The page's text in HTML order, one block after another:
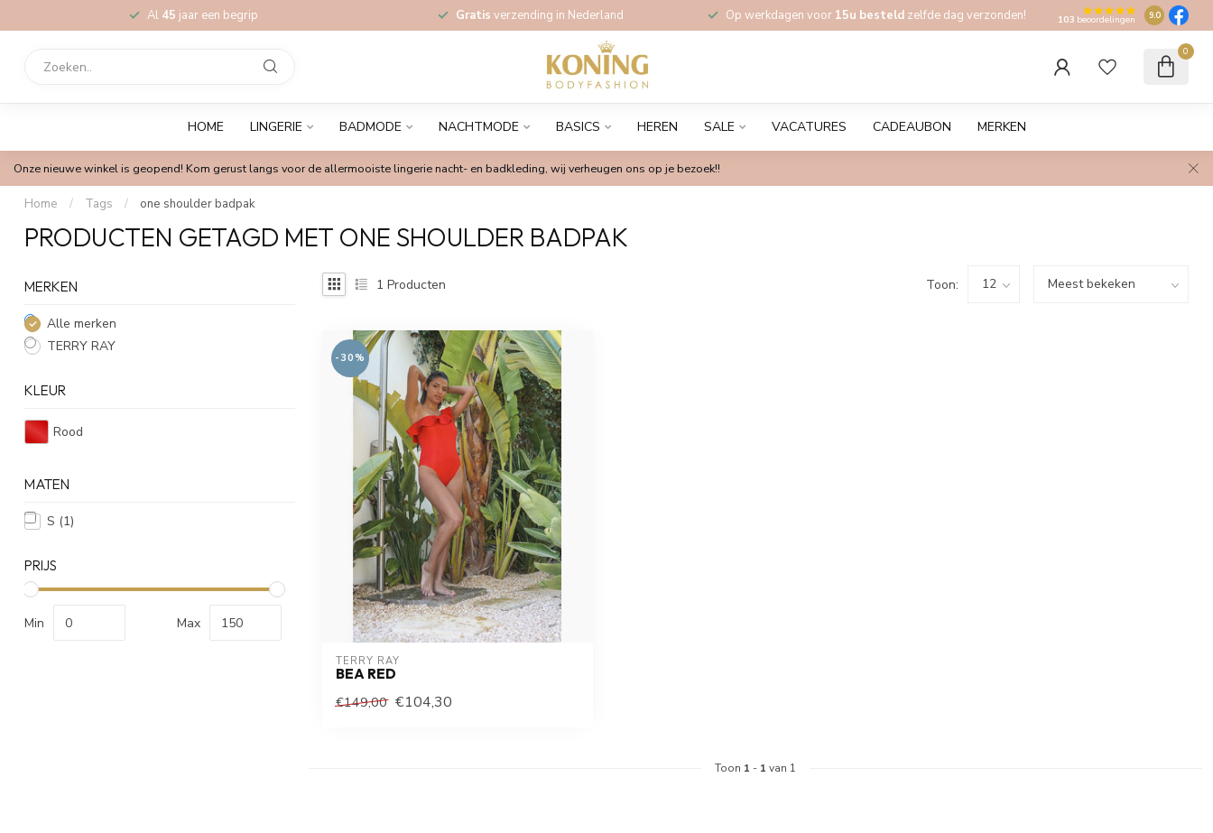
Al 45 jaar een begrip Gratis verzending in Nederland Op werkdagen voor 15u besteld zelfde dag verzonden! 103 beoordelingen 9.0
0
HOME LINGERIE BADMODE NACHTMODE BASICS HEREN SALE VACATURES CADEAUBON MERKEN
Onze nieuwe winkel is geopend! Kom gerust langs voor de allermooiste lingerie nacht- en badkleding, wij verheugen ons op je bezoek!!
Home / Tags / one shoulder badpak
PRODUCTEN GETAGD MET ONE SHOULDER BADPAK
MERKEN
Alle merken
TERRY RAY
KLEUR
Rood
MATEN
S (1)
PRIJS
Min Max
1 Producten Toon:
-30%
TERRY RAY
BEA RED
€149,00 €104,30
Toon 1 - 1 van 1